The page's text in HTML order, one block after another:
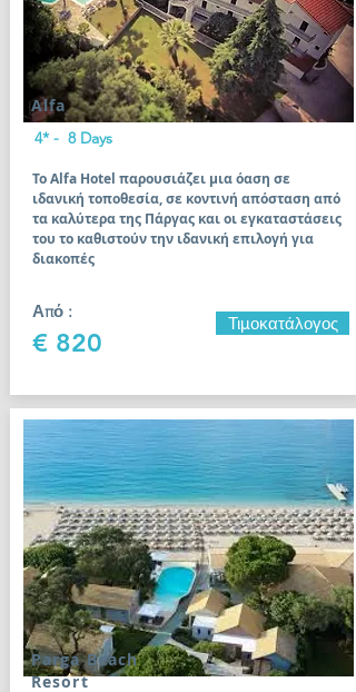
Alfa
4* - 8 Days
Το Alfa Hotel παρουσιάζει μια όαση σε
ιδανική τοποθεσία, σε κοντινή απόσταση από
τα καλύτερα της Πάργας και οι εγκαταστάσεις
του το καθιστούν την ιδανική επιλογή για
διακοπές
Από :
€ 820
Τιμοκατάλογος
Parga Beach
Resort